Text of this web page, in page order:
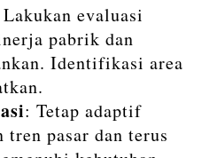
evaluasi
pabrik dan
Identifikasi area
: Tetap adaptif
tren pasar dan terus